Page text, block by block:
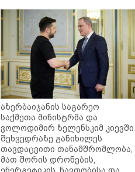
აზერბაიჯანის საგარეო
საქმეთა მინისტრმა და
ვოლოდიმირ ზელენსკიმ კიევში
შეხვედრაზე განიხილეს
თავდაცვითი თანამშრომლობა,
მათ შორის დრონების,